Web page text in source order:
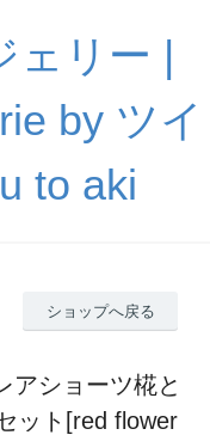
ェリー |
by ツイ
to aki
ショップへ戻る
アショーツ椛と
ット[red flower